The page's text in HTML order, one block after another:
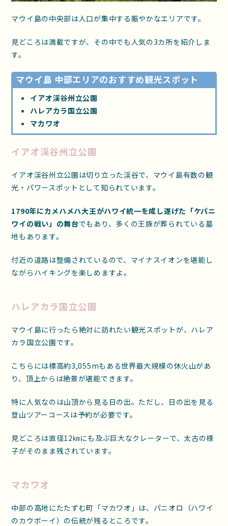
マウイ島の中央部は人口が集中する賑やかなエリアです。
見どころは満載ですが、その中でも人気の3カ所を紹介しま
す。
マウイ島 中部エリアのおすすめ観光スポット
イアオ渓谷州立公園
ハレアカラ国立公園
マカワオ
イアオ渓谷州立公園
イアオ渓谷州立公園は切り立った渓谷で、マウイ島有数の観
光・パワースポットとして知られています。
1790年にカメハメハ大王がハワイ統一を成し遂げた「ケパニ
ワイの戦い」の舞台でもあり、多くの王族が葬られている墓
地もあります。
付近の道路は整備されているので、マイナスイオンを堪能し
ながらハイキングを楽しめますよ。
ハレアカラ国立公園
マウイ島に行ったら絶対に訪れたい観光スポットが、ハレア
カラ国立公園です。
こちらには標高約3,055mもある世界最大規模の休火山があ
り、頂上からは絶景が堪能できます。
特に人気なのは山頂から見る日の出。ただし、日の出を見る
登山ツアーコースは予約が必要です。
見どころは直径12㎞にも及ぶ巨大なクレーターで、太古の様
子がそのまま残されています。
マカワオ
中部の高地にたたずむ町「マカワオ」は、パニオロ（ハワイ
のカウボーイ）の伝統が残るところです。